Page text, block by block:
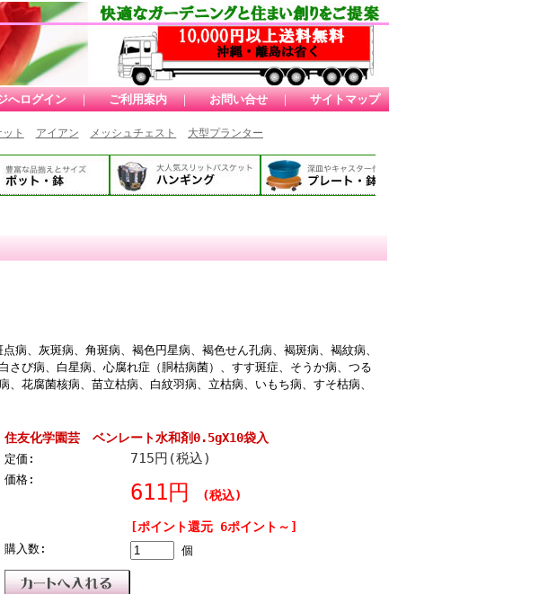
へログイン ｜ ご利用案内 ｜ お問い合せ ｜ サイトマップ
ト アイアン メッシュチェスト 大型プランター
病、灰斑病、角斑病、褐色円星病、褐色せん孔病、褐斑病、褐紋病、
び病、白星病、心腐れ症（胴枯病菌）、すす斑症、そうか病、つる
花腐菌核病、苗立枯病、白紋羽病、立枯病、いもち病、すそ枯病、
住友化学園芸 ベンレート水和剤0.5gX10袋入
定価: 715円(税込)
価格:
611円 (税込)
[ポイント還元 6ポイント～]
購入数: 個